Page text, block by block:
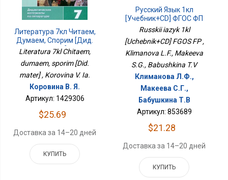
Литература 7кл Читаем,
Думаем, Спорим [Дид.
Матер]
Literatura 7kl Chitaem,
dumaem, sporim [Did.
mater] , Korovina V. Ia.
Коровина В. Я.
Артикул: 1429306
$25.69
Доставка за 14–20 дней
КУПИТЬ
Русский Язык 1кл
[Учебник+CD] ФГОС ФП
Russkii iazyk 1kl
[Uchebnik+CD] FGOS FP ,
Klimanova L.F., Makeeva
S.G., Babushkina T.V
Климанова Л.Ф.,
Макеева С.Г.,
Бабушкина Т.В
Артикул: 853689
$21.28
Доставка за 14–20 дней
КУПИТЬ